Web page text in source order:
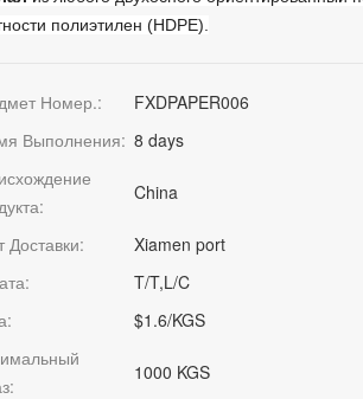
полиэтилен (HDPE).
Номер.:
FXDPAPER006
Выполнения: 8 days
China
Доставки:
Xiamen port
T/T,L/C
$1.6/KGS
1000 KGS